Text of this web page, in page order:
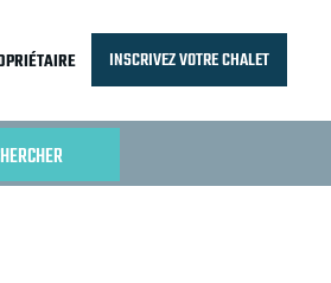
INSCRIVEZ VOTRE CHALET